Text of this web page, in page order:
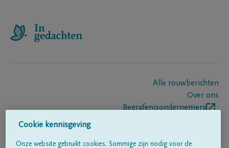
Alle rouwberichten
Over ons
Begrafenisondernemers
Cookie kennisgeving
Onze website gebruikt cookies. Sommige zijn nodig voor de